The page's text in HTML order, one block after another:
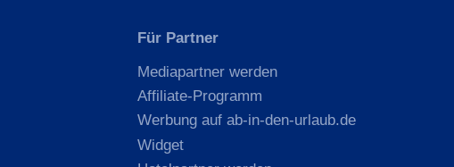
Für Partner
Mediapartner werden
Affiliate-Programm
Werbung auf ab-in-den-urlaub.de
Widget